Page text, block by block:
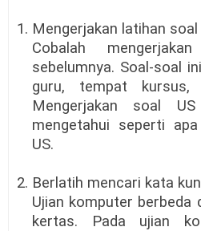
1. Mengerjakan latihan soal
Cobalah
sebelumnya. Soal-soal
guru, tempat
Mengerjakan soal
mengetahui seperti
US.
2. Berlatih mencari kata
Ujian komputer berbeda
kertas. Pada ujian